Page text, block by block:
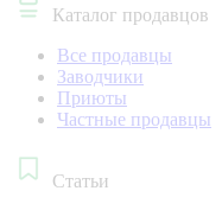
Каталог продавцов
Все продавцы
Заводчики
Приюты
Частные продавцы
Статьи